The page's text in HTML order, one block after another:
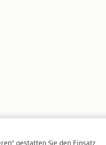
gestatten Sie den Einsatz